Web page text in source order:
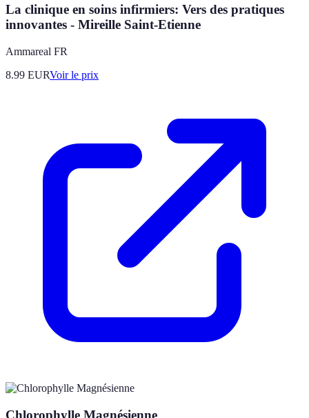
La clinique en soins infirmiers: Vers des pratiques
innovantes - Mireille Saint-Etienne
Ammareal FR
8.99 EURVoir le prix
Chlorophylle Magnésienne